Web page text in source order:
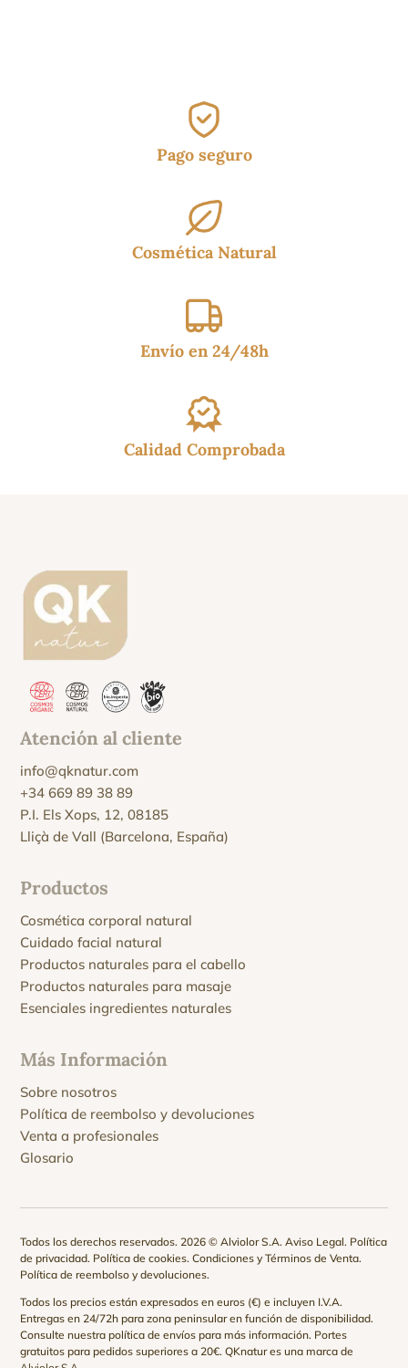
Pago seguro
Cosmética Natural
Envío en 24/48h
Calidad Comprobada
Atención al cliente
info@qknatur.com
+34 669 89 38 89
P.I. Els Xops, 12, 08185
Lliçà de Vall (Barcelona, España)
Productos
Cosmética corporal natural
Cuidado facial natural
Productos naturales para el cabello
Productos naturales para masaje
Esenciales ingredientes naturales
Más Información
Sobre nosotros
Política de reembolso y devoluciones
Venta a profesionales
Glosario
Todos los derechos reservados. 2026 © Alviolor S.A.Aviso Legal. Política
de privacidad. Política de cookies.Condiciones y Términos de Venta.
Política de reembolso y devoluciones.
Todos los precios están expresados en euros (€) e incluyen I.V.A.
Entregas en 24/72h para zona peninsular en función de disponibilidad.
Consulte nuestrapolítica de envíos para más información. Portes
gratuitos para pedidos superiores a 20€. QKnatur es una marca de